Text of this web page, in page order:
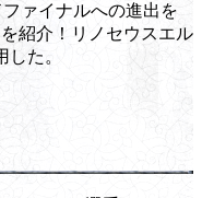
ァイナルへの進出を
紹介！リノセウスエル
た。